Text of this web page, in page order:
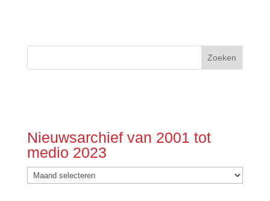
Nieuwsarchief van 2001 tot
medio 2023
Nieuwsarchief
van